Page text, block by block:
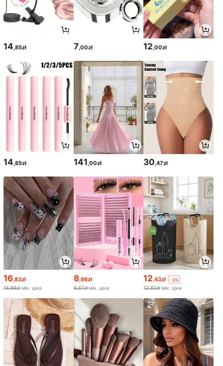
14,85zł 7,00zł 12,00zł
14,85zł 141,00zł 30,47zł
16 ,83zł
16,89zł мін. ціна
8,66zł
8,67złмін. ціна
12 ,43zł
-3%
12,82zł мін. ціна